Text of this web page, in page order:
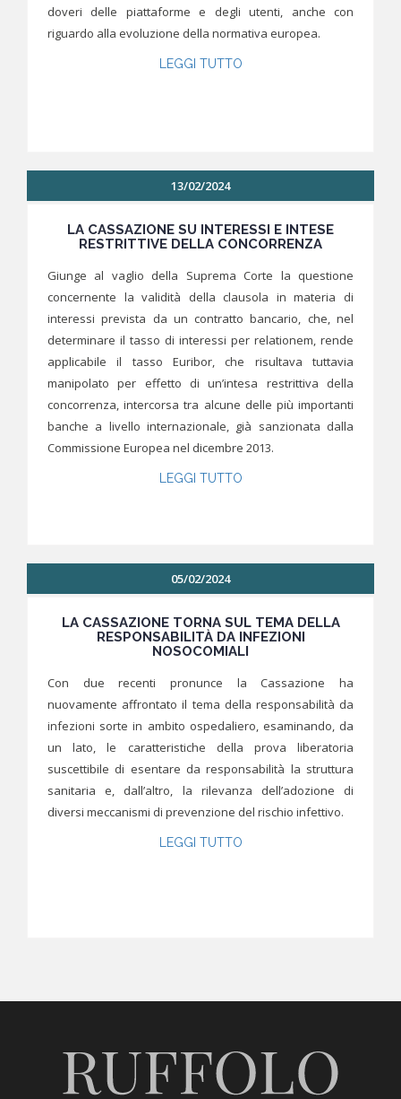
doveri delle piattaforme e degli utenti, anche con
riguardo alla evoluzione della normativa europea.
LEGGI TUTTO
13/02/2024
LA CASSAZIONE SU INTERESSI E INTESE
RESTRITTIVE DELLA CONCORRENZA
Giunge al vaglio della Suprema Corte la questione
concernente la validità della clausola in materia di
interessi prevista da un contratto bancario, che, nel
determinare il tasso di interessi per relationem, rende
applicabile il tasso Euribor, che risultava tuttavia
manipolato per effetto di un’intesa restrittiva della
concorrenza, intercorsa tra alcune delle più importanti
banche a livello internazionale, già sanzionata dalla
Commissione Europea nel dicembre 2013.
LEGGI TUTTO
05/02/2024
LA CASSAZIONE TORNA SUL TEMA DELLA
RESPONSABILITÀ DA INFEZIONI
NOSOCOMIALI
Con due recenti pronunce la Cassazione ha
nuovamente affrontato il tema della responsabilità da
infezioni sorte in ambito ospedaliero, esaminando, da
un lato, le caratteristiche della prova liberatoria
suscettibile di esentare da responsabilità la struttura
sanitaria e, dall’altro, la rilevanza dell’adozione di
diversi meccanismi di prevenzione del rischio infettivo.
LEGGI TUTTO